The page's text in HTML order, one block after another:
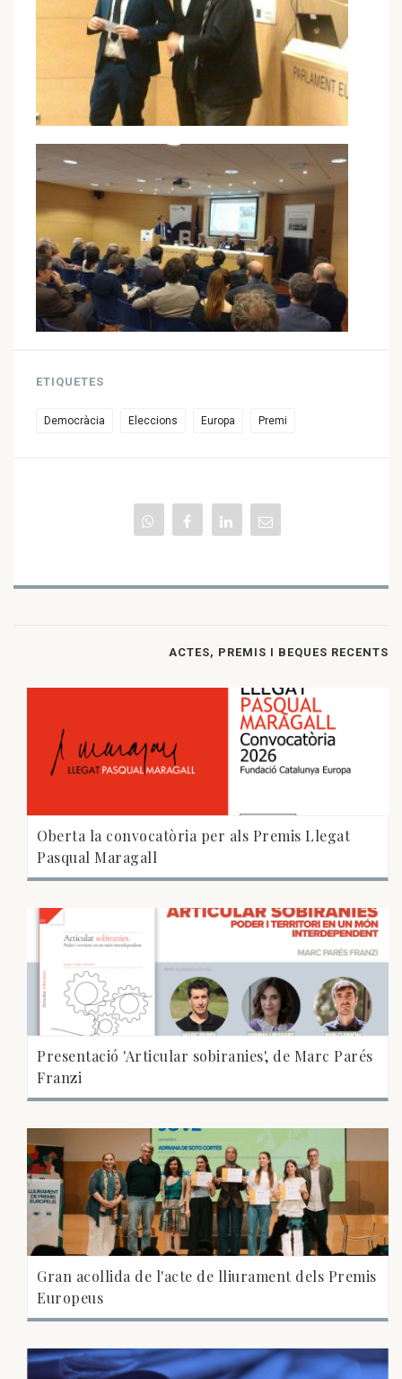
ETIQUETES
Democràcia Eleccions Europa Premi
ACTES, PREMIS I BEQUES RECENTS
Oberta la convocatòria per als Premis Llegat
Pasqual Maragall
Presentació 'Articular sobiranies', de Marc Parés
Franzi
Gran acollida de l'acte de lliurament dels Premis
Europeus